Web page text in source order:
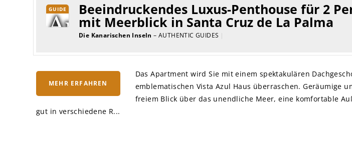
GUIDE Beeindruckendes Luxus-Penthouse für 2
mit Meerblick in Santa Cruz de La Palma
Die Kanarischen Inseln – AUTHENTIC GUIDES |
MEHR ERFAHREN
Das Apartment wird Sie mit einem spektakulären
emblematischen Vista Azul Haus überraschen. Geräumige
freiem Blick über das unendliche Meer, eine komfortable
gut in verschiedene R...